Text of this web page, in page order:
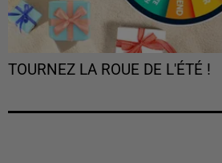
TOURNEZ LA ROUE DE L'ÉTÉ !